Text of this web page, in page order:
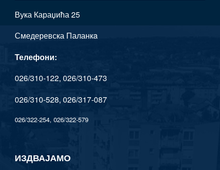
Вука Караџића 25
Смедеревска Паланкa
Телефони:
026/310-122, 026/310-473
026/310-528, 026/317-087
026/322-254, 026/322-579
ИЗДВАЈАМО